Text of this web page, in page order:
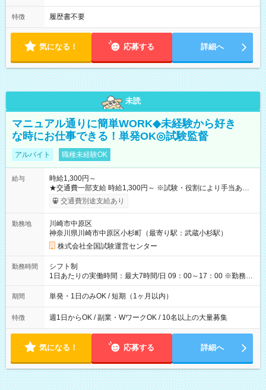
特徴 履歴書不要
気になる！ 応募する 詳細へ
未読
マニュアル通りに簡単WORK◆未経験から好き
な時にお仕事できる！単発OK◎試験監督
アルバイト 職種未経験OK
給与
時給1,300円～
★交通費一部支給 時給1,300円～ ※試験・役割により手当あり
※勤務回数により昇給あり 【即給（前払い）オプションあ
り！】 希望される場合、勤務から1週間ほどで給与の一部を受け
例】 ・河合塾模擬試験 8:30～17:30（休憩1時間） 時給1,300円
×8時間＝日収10,400円＋交通費 ※当日の役割により時給＋100
円の場合あり ・国家試験 7:00～13:30（休憩なし） 時給1,300
円（役割手当＋100円）×6時間＝日収8,400円＋交通費 【試用期
間】試用期間なし
交通費別途支給あり
勤務地
川崎市中原区
神奈川県川崎市中原区小杉町（最寄り駅：武蔵小杉駅）
株式会社全国試験運営センター
勤務時間
シフト制
1日あたりの実働時間：最大7時間/日 09：00～17：00 ※勤務時
間は 試験により異なります。
期間 単発・1日のみOK / 短期（1ヶ月以内）
特徴 週1日からOK / 副業・WワークOK / 10名以上の大量募集
気になる！ 応募する 詳細へ